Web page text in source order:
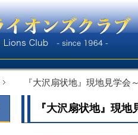
『大沢扇状地』現地見学会
『大沢扇状地』現